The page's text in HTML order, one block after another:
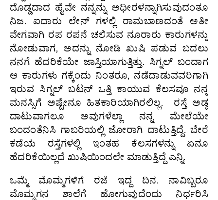
ದೊಡ್ಡದಾದ ಹೈವೇ ನನ್ನನ್ನು ಅಧೀರಳನ್ನಾಗಿಸುವುದಂತೂ
ನಿಜ. ಐದಾರು ಲೇನ್ ಗಳಲ್ಲಿ ರಾಮಬಾಣದಂತೆ ಅತೀ
ವೇಗವಾಗಿ ರಪ ರಪನೆ ಚಲಿಸುವ ನೂರಾರು ಕಾರುಗಳನ್ನು
ನೋಡುವಾಗ, ಅದನ್ನು ನೋಡಿ ಖುಷಿ ಪಡುವ ಬದಲು
ನನಗೆ ಹೆದರಿಕೆಯೇ ಜಾಸ್ತಿಯಾಗುತ್ತಿತ್ತು. ಸಿಗ್ನಲ್ ಬಂದಾಗ
ಆ ಕಾರುಗಳು ಗಕ್ಕೆಂದು ನಿಂತರೂ, ನಡೆದಾಡುವವರಿಗಾಗಿ
ಇರುವ ಸಿಗ್ನಲ್ ಬಟನ್ ಒತ್ತಿ ಕಾಯುವ ಕೆಲಸವೂ ನನ್ನ
ಮನಸ್ಸಿಗೆ ಅಷ್ಟೇನೂ ಹಿತಕಾರಿಯಾಗಿರಲಿಲ್ಲ. ರಸ್ತೆ ಅಡ್ಡ
ದಾಟುವಾಗಲೂ ಅವುಗಳೆಲ್ಲಾ ನನ್ನ ಮೇಲೆಯೇ
ಬಂದಂತೆನಿಸಿ ಗಾಬರಿಯಲ್ಲಿ ಜೋರಾಗಿ ದಾಟುತ್ತಿದ್ದೆ. ಬೇರೆ
ಕಡೆಯ ರಸ್ತೆಗಳಲ್ಲಿ ಇಂತಹ ಕೆಲಸಗಳನ್ನು ಏನೂ
ಹೆದರಿಕೆಯಿಲ್ಲದೆ ಖುಷಿಯಿಂದಲೇ ಮಾಡುತ್ತಿದ್ದೆ ಎನ್ನಿ.
ಒಮ್ಮೆ ಮೊಮ್ಮಗಳಿಗೆ ರಜೆ ಇದ್ದ ದಿನ. ನಾವಿಬ್ಬರೂ
ಮೊಮ್ಮಗನ ಶಾಲೆಗೆ ಹೋಗುವುದೆಂದು ನಿರ್ಧರಿಸಿ